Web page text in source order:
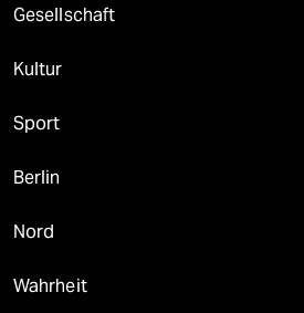
Gesellschaft
Kultur
Sport
Berlin
Nord
Wahrheit